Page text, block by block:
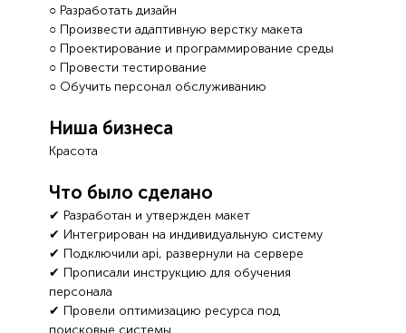
○ Разработать дизайн
○ Произвести адаптивную верстку макета
○ Проектирование и программирование среды
○ Провести тестирование
○ Обучить персонал обслуживанию
Ниша бизнеса
Красота
Что было сделано
✔ Разработан и утвержден макет
✔ Интегрирован на индивидуальную систему
✔ Подключили api, развернули на сервере
✔ Прописали инструкцию для обучения
персонала
✔ Провели оптимизацию ресурса под